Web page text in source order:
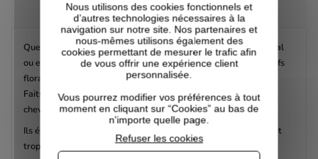
AVIS CLIENTS
Que vous souhaitiez créer un chignon haut, une queue de cheval
ou encore pour votre méthode ananas, les scrunchies aux motifs
floraux et pep's de Flora & Curl sont fait pour vous.
Faits en satin, brillants et doux, ils permettent d'attacher vos
cheveux tout en douceur.
Ils évitent les noeuds et la casse, et ajoutent une note florale et
tropicale dans vos cheveux sans défaire les boucles.
Nous utilisons des cookies fonctionnels et
d’autres technologies nécessaires à la
navigation sur notre site. Nos partenaires et
nous-mêmes utilisons également des
cookies permettant de mesurer le trafic afin
de vous offrir une expérience client
personnalisée.
Vous pourrez modifier vos préférences à tout
moment en cliquant sur “Cookies” au bas de
n'importe quelle page.
Refuser les cookies